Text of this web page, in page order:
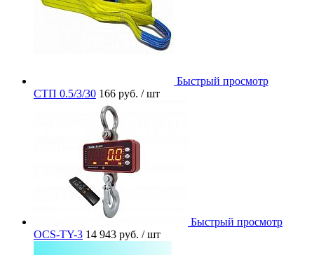
Быстрый просмотр
СТП 0.5/3/30 166 руб. / шт
Быстрый просмотр
OCS-TY-3 14 943 руб. / шт